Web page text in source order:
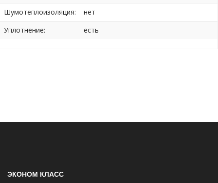
Шумотеплоизоляция:
нет
Уплотнение:
есть
ЭКОНОМ КЛАСС